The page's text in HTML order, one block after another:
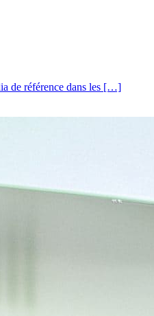
de référence dans les […]